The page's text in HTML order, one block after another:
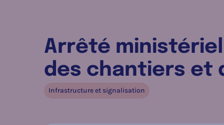
Arrêté ministériel
des chantiers et
Infrastructure et signalisation